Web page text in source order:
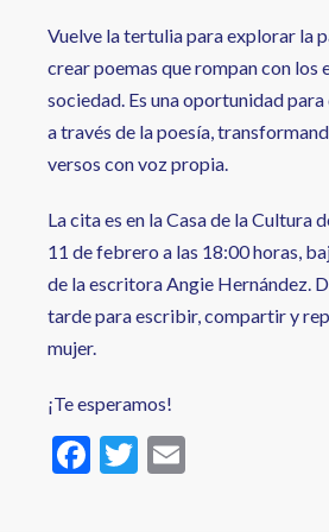
Vuelve la tertulia para explorar la
crear poemas que rompan con los
sociedad. Es una oportunidad
a través de la poesía,
versos con voz propia.
La cita es en la Casa de la Cultura
11 de febrero a las 18:00 horas,
de la escritora Angie Hernández.
tarde para escribir, compartir y
mujer.
¡Te esperamos!
F
ac
T
w